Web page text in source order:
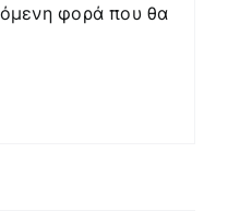
φορά που θα